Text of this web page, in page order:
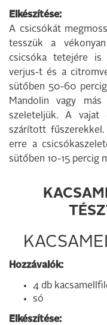
Elkészítése:
A csicsókát
tesszük a
csicsóka tetejére is
verjus-t és a
sütőben 50-60
Mandolin vagy
szeleteljük. A vajat
szárított
erre a
sütőben 10-15 percig
Hozzávalók:
4 db
só
Elkészítése: